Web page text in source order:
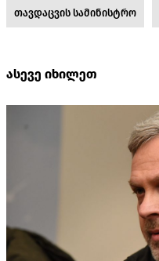
თავდაცვის სამინისტრო
ასევე იხილეთ